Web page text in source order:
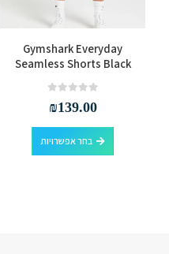
למוצר זה יש מספר סוגים. ניתן לבחור את האפשרויות בעמוד המוצר
Gymshark Everyday
Seamless Shorts Black
₪139.00
בחר אפשרויות
למוצר זה יש מספר סוגים. ניתן לבחור את האפשרויות בעמוד המוצר